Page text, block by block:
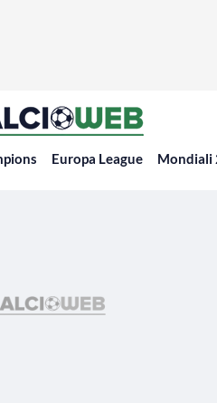
Europa League Mondiali